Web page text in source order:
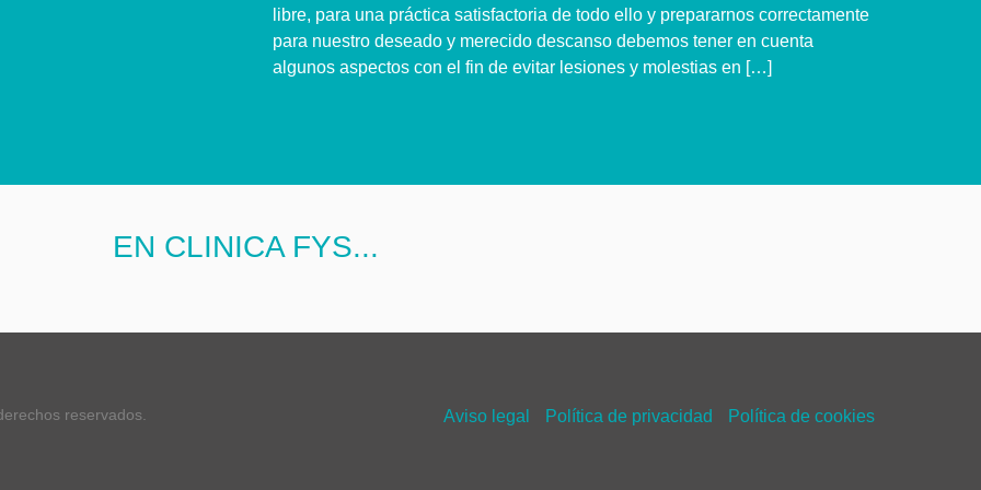
libre, para una práctica satisfactoria de todo ello y prepararnos correctamente
para nuestro deseado y merecido descanso debemos tener en cuenta
algunos aspectos con el fin de evitar lesiones y molestias en […]
EN CLINICA FYS...
reservados. Aviso legal Política de privacidad Política de cookies